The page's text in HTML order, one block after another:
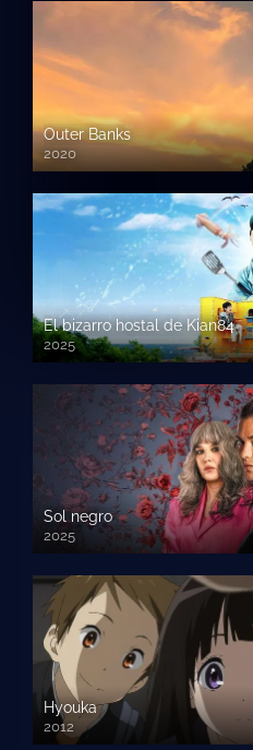
Outer Banks
2020
El bizarro hostal de Kian84
2025
Sol negro
2025
Hyouka
2012